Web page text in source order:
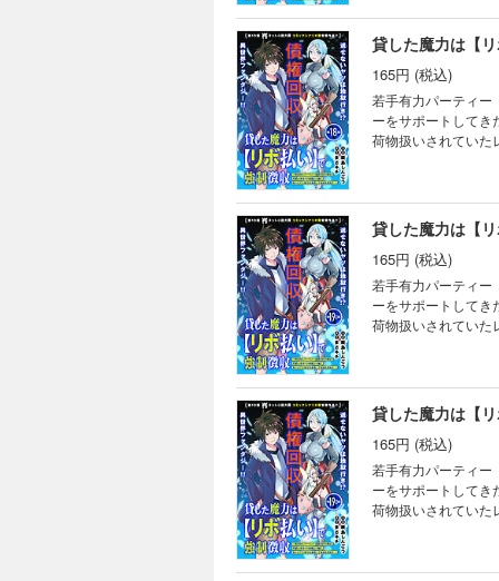
さキチ (C)飯島しん
165円 (税込)
若手有力パーティー
ーをサポートしてき
荷物扱いされていた
さキチ (C)飯島しん
165円 (税込)
若手有力パーティー
ーをサポートしてき
荷物扱いされていた
さキチ (C)飯島しん
165円 (税込)
若手有力パーティー
ーをサポートしてき
荷物扱いされていた
さキチ (C)飯島しん